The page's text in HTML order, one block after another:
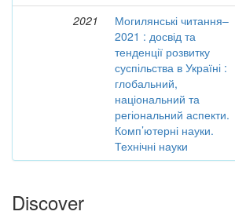
2021
Могилянські читання–
2021 : досвід та
тенденції розвитку
суспільства в Україні :
глобальний,
національний та
регіональний аспекти.
Комп’ютерні науки.
Технічні науки
Discover